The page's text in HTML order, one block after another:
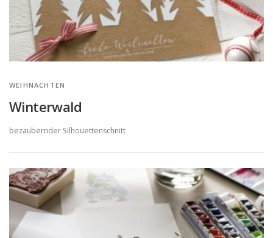
WEIHNACHTEN
Winterwald
bezaubernder Silhouettenschnitt